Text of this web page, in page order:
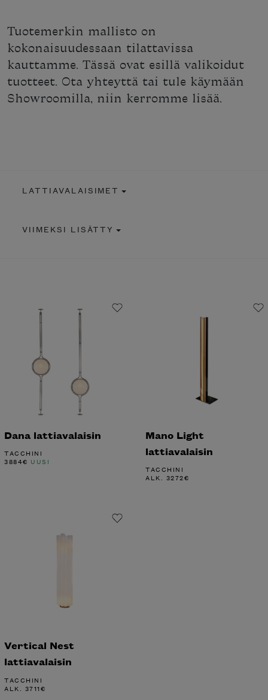
Tuotemerkin mallisto on
kokonaisuudessaan tilattavissa
kauttamme. Tässä ovat esillä valikoidut
tuotteet. Ota yhteyttä tai tule käymään
Showroomilla, niin kerromme lisää.
LATTIAVALAISIMET
VIIMEKSI LISÄTTY
Dana lattiavalaisin
TACCHINI
3884€ UUSI
Mano Light
lattiavalaisin
TACCHINI
ALK. 3272€
Vertical Nest
lattiavalaisin
TACCHINI
ALK. 3711€